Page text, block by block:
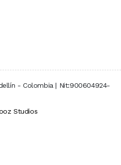
- Colombia | Nit:900604924-
Studios